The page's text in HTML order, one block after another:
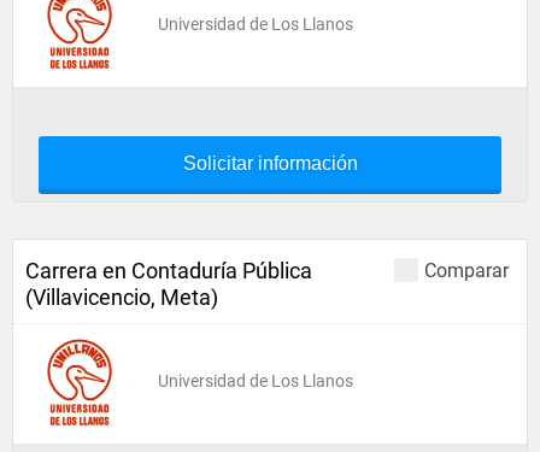
Universidad de Los Llanos
Solicitar información
Comparar
Carrera en Contaduría Pública
(Villavicencio, Meta)
Universidad de Los Llanos